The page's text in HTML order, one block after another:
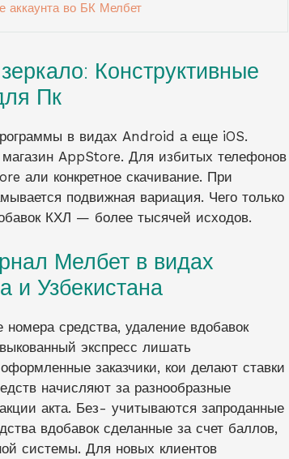
аккаунта во БК Мелбет
Конструктивные
Пк
в видах Android а еще iOS.
AppStore. Для избитых телефонов
али конкретное скачивание. При
подвижная вариация. Чего только
КХЛ — более тысячей исходов.
Мелбет в видах
и Узбекистана
средства, удаление вдобавок
экспресс лишать
заказчики, кои делают ставки
начисляют за разнообразные
акта. Без- учитываются запроданные
вдобавок сделанные за счет баллов,
системы. Для новых клиентов